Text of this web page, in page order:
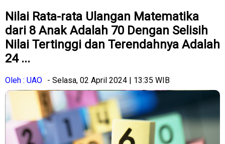
Nilai Rata-rata Ulangan Matematika
dari 8 Anak Adalah 70 Dengan Selisih
Nilai Tertinggi dan Terendahnya Adalah
24 ...
Oleh : UAO - Selasa, 02 April 2024 | 13:35 WIB